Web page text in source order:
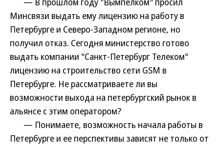
Минсвязи выдать ему лицензию на работу в
Петербурге и Северо-Западном регионе, но
получил отказ. Сегодня министерство готово
выдать компании "Санкт-Петербург Телеком"
лицензию на строительство сети GSM в
Петербурге. Не рассматриваете ли вы
возможности выхода на петербургский рынок в
альянсе с этим оператором?
— Понимаете, возможность начала работы в
Петербурге и ее перспективы зависят не только от